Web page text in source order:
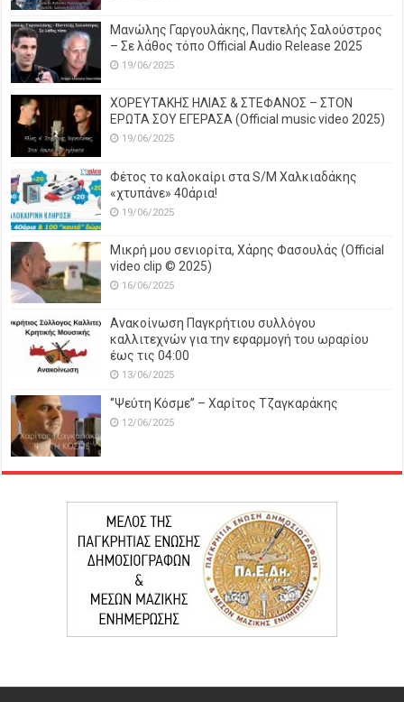
Μανώλης Γαργουλάκης, Παντελής Σαλούστρος
– Σε λάθος τόπο Official Audio Release 2025
19/06/2025
ΧΟΡΕΥΤΑΚΗΣ ΗΛΙΑΣ & ΣΤΕΦΑΝΟΣ – ΣΤΟΝ
ΕΡΩΤΑ ΣΟΥ ΕΓΕΡΑΣΑ (Official music video 2025)
19/06/2025
Φέτος το καλοκαίρι στα S/M Χαλκιαδάκης
«χτυπάνε» 40άρια!
19/06/2025
Μικρή μου σενιορίτα, Χάρης Φασουλάς (Official
video clip © 2025)
16/06/2025
Ανακοίνωση Παγκρήτιου συλλόγου
καλλιτεχνών για την εφαρμογή του ωραρίου
έως τις 04:00
13/06/2025
‘’Ψεύτη Κόσμε’’ – Χαρίτος Τζαγκαράκης
12/06/2025